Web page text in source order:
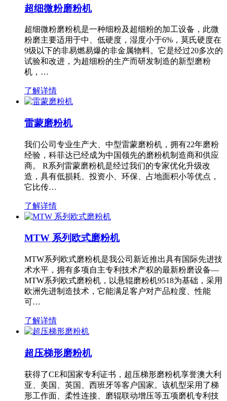
超细微粉磨粉机
超细微粉磨粉机是一种细粉及超细粉的加工设备，此微
粉磨主要适用于中、低硬度，湿度小于6%，莫氏硬度在
9级以下的非易燃易爆的非金属物料。它是经过20多次的
试验和改进，为超细粉的生产而研发制造的新型磨粉
机，…
了解详情
雷蒙磨粉机
我们公司专业生产大、中型雷蒙磨粉机，拥有22年磨粉
经验，科菲达已经成为中国领先的磨粉机制造商和供应
商。 R系列雷蒙磨粉机是经过我们的专家优化升级改
造，具有低损耗、投资小、环保、占地面积小等优点，
它比传…
了解详情
MTW 系列欧式磨粉机
MTW系列欧式磨粉机是我公司新近推出具有国际先进技
术水平，拥有多项自主专利技术产权的最新粉磨设备—
MTW系列欧式磨粉机，以悬辊磨粉机9518为基础，采用
欧洲先进制造技术，它能满足客户对产品粒度、性能
可…
了解详情
超压梯形磨粉机
获得了CE和国家专利证书，超压梯形磨粉机享誉澳大利
亚、美国、英国、西班牙等客户国家。该机型采用了梯
形工作面、柔性连接、磨辊联动增压等五项磨机专利技